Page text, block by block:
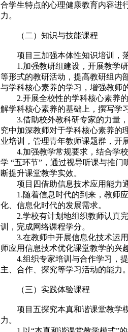
合学生特点的心理健康教育内容进
力。
（二）知识与技能课程
项目三加强本体性知识培训，
1.加强教研组建设，开展教学
等形式的教研活动，提高教研组内
与学科核心素养的学习，增强教师
2.开展全校性的学科核心素养
解学科核心素养的基础上，撰写学
3.借助校外教科研专家的力量
究中加深教师对于学科核心素养的
业培训，管理青年教师课题群，开
4.加强教学常规要求，结合学
学 “五环节”，通过视导听课与推
断提升课堂教学实效。
项目四借助信息技术应用能力
1.随着信息时代的到来，教师
化、信息化时代的发展需求。
2.学校有计划地组织教师认真
训，完成网络课程学分。
3.在教师中开展信息化技术运
师应用信息技术优化课堂教学的兴
4.组织专家培训与合作学习，
主、合作、探究等学习活动的能力
（三）实践体验课程
项目五探究本真和谐课堂教学
力。